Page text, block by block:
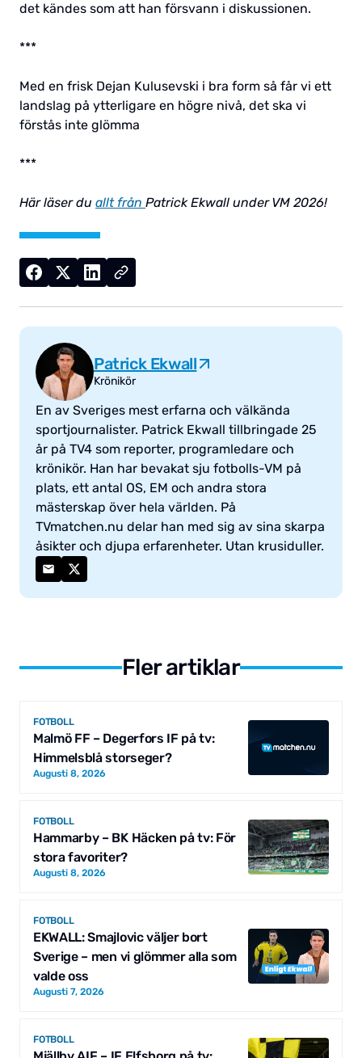
det kändes som att han försvann i diskussionen.
***
Med en frisk Dejan Kulusevski i bra form så får vi ett
landslag på ytterligare en högre nivå, det ska vi
förstås inte glömma
***
Här läser du allt från Patrick Ekwall under VM 2026!
Patrick Ekwall
Krönikör
En av Sveriges mest erfarna och välkända
sportjournalister. Patrick Ekwall tillbringade 25
år på TV4 som reporter, programledare och
krönikör. Han har bevakat sju fotbolls-VM på
plats, ett antal OS, EM och andra stora
mästerskap över hela världen. På
TVmatchen.nu delar han med sig av sina skarpa
åsikter och djupa erfarenheter. Utan krusiduller.
Fler artiklar
FOTBOLL
Malmö FF – Degerfors IF på tv:
Himmelsblå storseger?
Augusti 8, 2026
FOTBOLL
Hammarby – BK Häcken på tv: För
stora favoriter?
Augusti 8, 2026
FOTBOLL
EKWALL: Smajlovic väljer bort
Sverige – men vi glömmer alla som
valde oss
Augusti 7, 2026
FOTBOLL